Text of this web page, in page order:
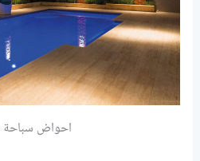
احواض سباحة